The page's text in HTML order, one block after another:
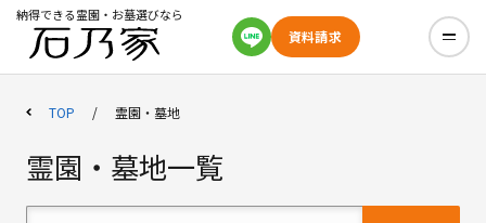
納得できる霊園・お墓選びなら
資料請求
TOP 霊園・墓地
霊園・墓地一覧